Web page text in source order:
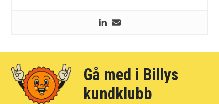
Gå med i Billys
kundklubb